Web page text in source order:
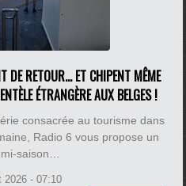
DE RETOUR... ET CHIPENT MÊME
ÉTRANGÈRE AUX BELGES !
consacrée au tourisme dans
Radio 6 vous propose un
saison…
2026 - 07:10